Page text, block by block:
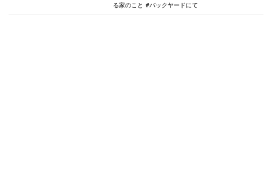
る家のこと
バックヤードにて